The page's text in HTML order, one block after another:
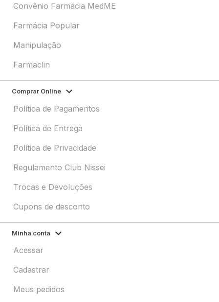
Convênio Farmácia MedME
Farmácia Popular
Manipulação
Farmaclin
Comprar Online
Política de Pagamentos
Política de Entrega
Política de Privacidade
Regulamento Club Nissei
Trocas e Devoluções
Cupons de desconto
Minha conta
Acessar
Cadastrar
Meus pedidos